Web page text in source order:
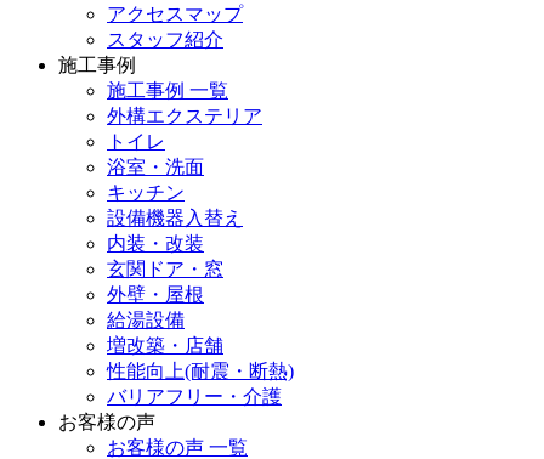
アクセスマップ
スタッフ紹介
施工事例
施工事例 一覧
外構エクステリア
トイレ
浴室・洗面
キッチン
設備機器入替え
内装・改装
玄関ドア・窓
外壁・屋根
給湯設備
増改築・店舗
性能向上(耐震・断熱)
バリアフリー・介護
お客様の声
お客様の声 一覧